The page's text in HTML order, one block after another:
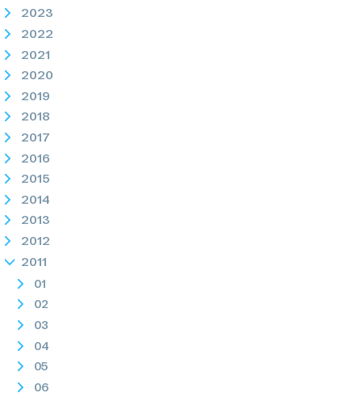
2023
2022
2021
2020
2019
2018
2017
2016
2015
2014
2013
2012
2011
01
02
03
04
05
06